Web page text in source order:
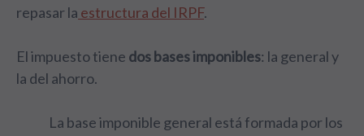
repasar la estructura del IRPF.
El impuesto tiene dos bases imponibles: la general y
la del ahorro.
La base imponible general está formada por los